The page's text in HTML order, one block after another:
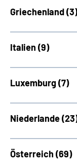
Griechenland (3)
Italien (9)
Luxemburg (7)
Niederlande (
Österreich (69)